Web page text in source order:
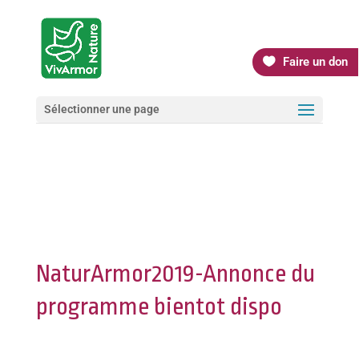
Faire un don
Sélectionner une page
NaturArmor2019-Annonce du
programme bientot dispo